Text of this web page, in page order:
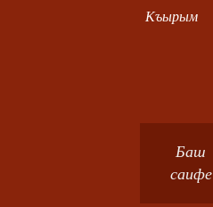
Къырым
Баш
саифе